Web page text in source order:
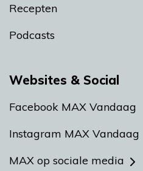
Recepten
Podcasts
Websites & Social
Facebook MAX Vandaag
Instagram MAX Vandaag
MAX op sociale media